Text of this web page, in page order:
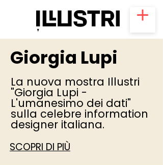
Giorgia Lupi
La nuova mostra Illustri
"Giorgia Lupi -
L'umanesimo dei dati"
sulla celebre information
designer italiana.
SCOPRI DI PIÙ